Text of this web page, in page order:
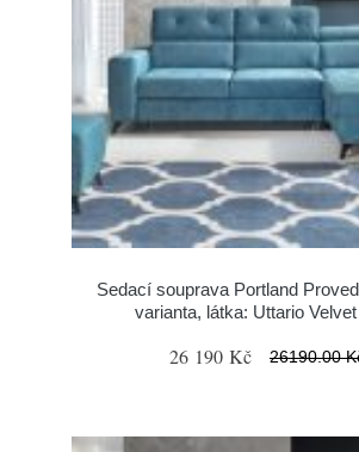
Sedací souprava Portland
varianta, látka: Uttario
26 190 Kč 26190.00